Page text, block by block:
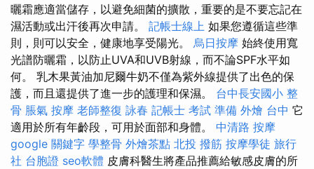
曬霜應適當儲存，以避免細菌的擴散，重要的是不要忘記在
濕活動或出汗後再次申請。 記帳士線上 如果您遵循這些準
則，則可以安全，健康地享受陽光。 烏日按摩 始終使用寬
光譜防曬霜，以防止UVA和UVB射線，而不論SPF水平如
何。 乳木果黃油加尼爾牛奶不僅為紫外線提供了出色的保
護，而且還提供了進一步的護理和保濕。 台中長安國小 整
骨 脹氣 按摩 老師整復 詠春 記帳士 考試 準備 外燴 台中 它
適用於所有年齡段，可用於面部和身體。 中清路 按摩
google 關鍵字 學整骨 外燴茶點 北投 撥筋 按摩學徒 旅行
社 台胞證 seo軟體 皮膚科醫生將產品推薦給敏感皮膚的所